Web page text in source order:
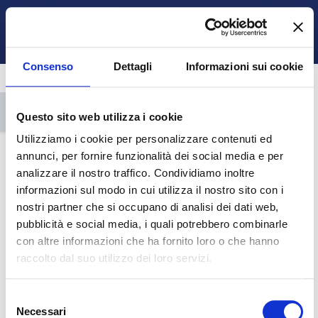
Consenso Dettagli Informazioni sui cookie
Questo sito web utilizza i cookie
Utilizziamo i cookie per personalizzare contenuti ed
annunci, per fornire funzionalità dei social media e per
analizzare il nostro traffico. Condividiamo inoltre
informazioni sul modo in cui utilizza il nostro sito con i
nostri partner che si occupano di analisi dei dati web,
pubblicità e social media, i quali potrebbero combinarle
con altre informazioni che ha fornito loro o che hanno
raccolto dal suo utilizzo dei loro servizi.
delNecessari
Vai al contenuto principale
Pannello laterale
Attiva/disattiva input di ricerca
Ospite Login
A.A. 2016/2017 Torna al corso
Apri indice del corso
Schema della sezione